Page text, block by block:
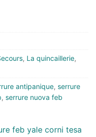
, La quincaillerie,
antipanique, serrure
, serrure nuova feb